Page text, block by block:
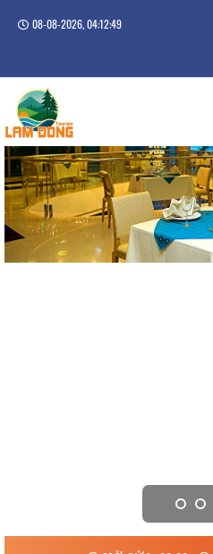
08-08-2026, 04:12:49